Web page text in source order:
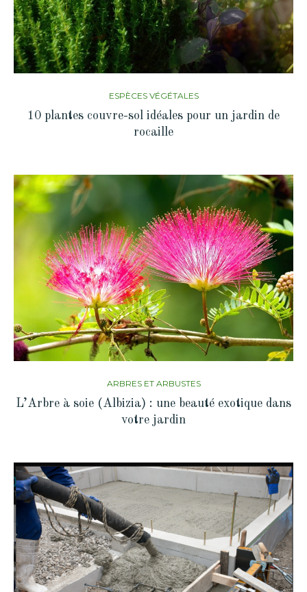
ESPÈCES VÉGÉTALES
10 plantes couvre-sol idéales pour un jardin de
rocaille
ARBRES ET ARBUSTES
L’Arbre à soie (Albizia) : une beauté exotique dans
votre jardin